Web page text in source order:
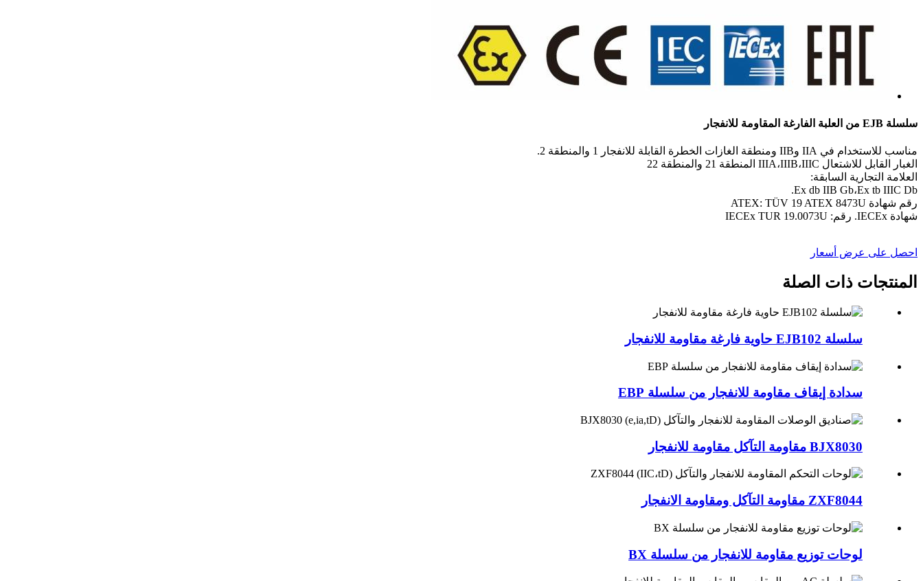
سلسلة EJB من العلبة الفارغة المقاومة للانفجار
مناسب للاستخدام في IIA وIIB ومنطقة الغازات الخطرة القابلة للانفجار 1 والمنطقة 2.
الغبار القابل للاشتعال IIIA،IIIB،IIIC المنطقة 21 والمنطقة 22
العلامة التجارية السابقة:
Ex db IIB Gb،Ex tb IIIC Db.
رقم شهادة ATEX: TÜV 19 ATEX 8473U
شهادة IECEx. رقم: IECEx TUR 19.0073U
احصل على عرض أسعار
المنتجات ذات الصلة
سلسلة EJB102 حاوية فارغة مقاومة للانفجار
سدادة إيقاف مقاومة للانفجار من سلسلة EBP
BJX8030 مقاومة التآكل مقاومة للانفجار
ZXF8044 مقاومة التآكل ومقاومة الانفجار
لوحات توزيع مقاومة للانفجار من سلسلة BX